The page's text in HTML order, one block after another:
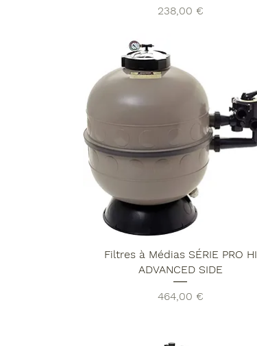
Prix
238,00 €
Filtres à Médias SÉRIE PRO HI
ADVANCED SIDE
Prix
464,00 €